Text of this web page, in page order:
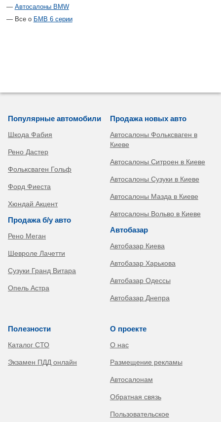
Автосалоны BMW
Все о БМВ 6 серии
Популярные автомобили
Шкода Фабия
Рено Дастер
Фольксваген Гольф
Форд Фиеста
Хюндай Акцент
Продажа б/у авто
Рено Меган
Шевроле Лачетти
Сузуки Гранд Витара
Опель Астра
Продажа новых авто
Автосалоны Фольксваген в
Киеве
Автосалоны Ситроен в Киеве
Автосалоны Сузуки в Киеве
Автосалоны Мазда в Киеве
Автосалоны Вольво в Киеве
Автобазар
Автобазар Киева
Автобазар Харькова
Автобазар Одессы
Автобазар Днепра
Полезности
Каталог СТО
Экзамен ПДД онлайн
О проекте
О нас
Размещение рекламы
Автосалонам
Обратная связь
Пользовательское